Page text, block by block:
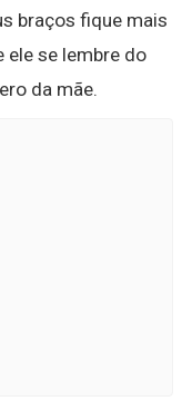
braços fique mais
ele se lembre do
da mãe.